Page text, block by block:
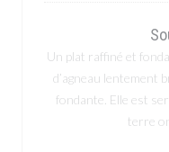
Un plat raffiné et
d’agneau lentement
fondante. Elle est
terre